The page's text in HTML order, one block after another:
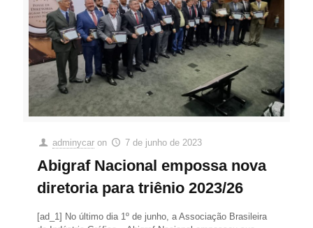
adminycar on 7 de junho de 2023
Abigraf Nacional empossa nova
diretoria para triênio 2023/26
[ad_1] No último dia 1º de junho, a Associação Brasileira